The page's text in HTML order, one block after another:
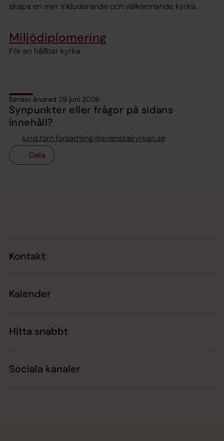
skapa en mer inkluderande och välkomnande kyrka.
Miljödiplomering
För en hållbar kyrka
Senast ändrad 29 juni 2026
Synpunkter eller frågor på sidans
innehåll?
lund.torn.forsamling@svenskakyrkan.se
Dela
Kontakt
Kalender
Hitta snabbt
Sociala kanaler